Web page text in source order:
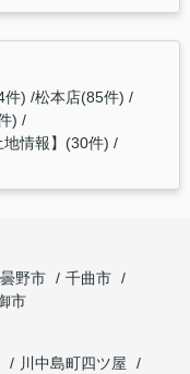
件) 松本店(85件)
)
情報】(30件)
野市
千曲市
市
川中島町四ツ屋